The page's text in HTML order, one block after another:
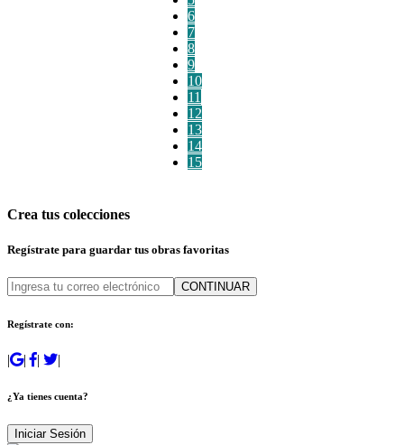
6
7
8
9
10
11
12
13
14
15
Crea tus colecciones
Regístrate para guardar tus obras favoritas
CONTINUAR
Regístrate con:
| | | |
¿Ya tienes cuenta?
Iniciar Sesión